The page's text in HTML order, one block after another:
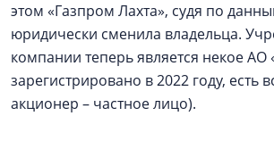
этом «Газпром Лахта», судя по
юридически сменила владельца.
компании теперь является некое АО
зарегистрировано в 2022 году, есть
акционер – частное лицо).